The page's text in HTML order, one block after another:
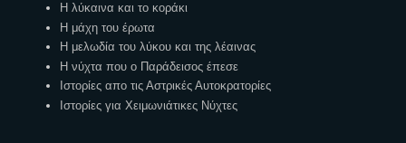
Η λύκαινα και το κοράκι
Η μάχη του έρωτα
Η μελωδία του λύκου και της λέαινας
Η νύχτα που ο Παράδεισος έπεσε
Ιστορίες απο τις Αστρικές Αυτοκρατορίες
Ιστορίες για Χειμωνιάτικες Νύχτες